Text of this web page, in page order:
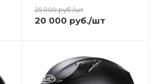
25 000руб./шт
20 000 руб./шт